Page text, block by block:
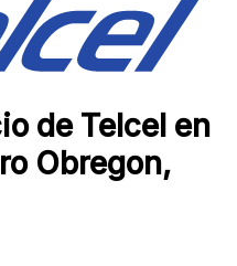
de Telcel en
Obregon,